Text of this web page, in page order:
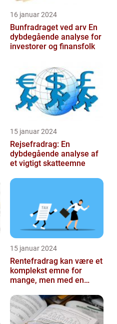
16 januar 2024
Bunfradraget ved arv En
dybdegående analyse for
investorer og finansfolk
15 januar 2024
Rejsefradrag: En
dybdegående analyse af
et vigtigt skatteemne
15 januar 2024
Rentefradrag kan være et
komplekst emne for
mange, men med en
kan man nemt og ...